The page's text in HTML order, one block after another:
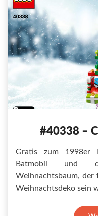
#40338 –
Gratis zum 1998er
Batmobil und
Weihnachtsbaum,
Weihnachtsdeko sein